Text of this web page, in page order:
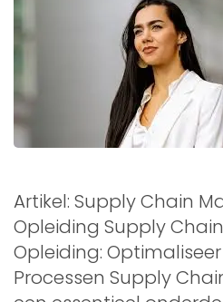
Artikel: Supply Chain
Opleiding Supply
Opleiding:
Processen Supply